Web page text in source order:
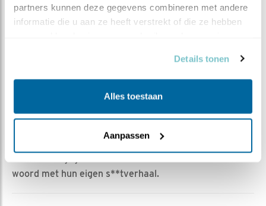
partners kunnen deze gegevens combineren met andere
informatie die u aan ze heeft verstrekt of die ze hebben
Details tonen
Alles toestaan
Aanpassen
Flatsverhaal
kant de kuikens in gaat en wat meer voor wat er aan de
andere kant weer uit komt.
woord met hun eigen s**tverhaal.